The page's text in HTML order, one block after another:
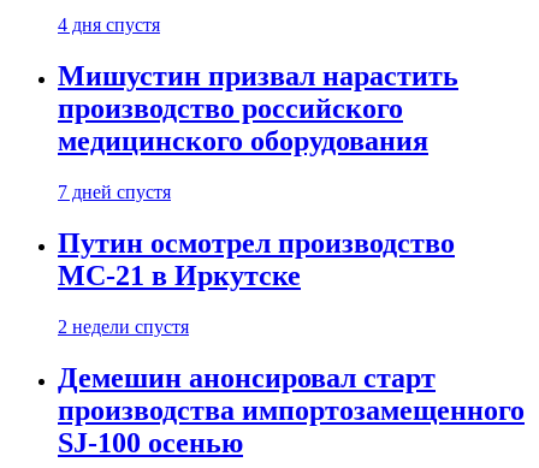
4 дня спустя
Мишустин призвал нарастить
производство российского
медицинского оборудования
7 дней спустя
Путин осмотрел производство
МС-21 в Иркутске
2 недели спустя
Демешин анонсировал старт
производства импортозамещенного
SJ-100 осенью